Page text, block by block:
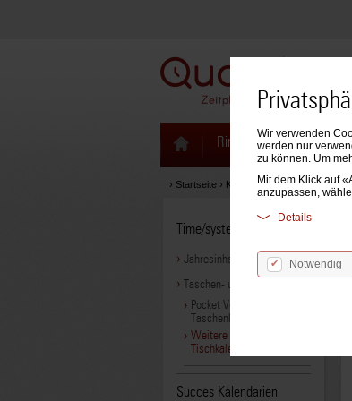
Wir verwenden
werden nur
zu können. Um
Mit dem Klick auf
anzupassen,
Details
Notwendig
Ringbücher & Zeitplaner
› Startseite› Kalendarien›Time/system
Time/system Kalendarien
Jahresinhalte
Taschen- und Tischkalender
Pocket Vogue
Taschenkalender
Weitere Taschen- und
Tischkalender
Succes Kalendarien